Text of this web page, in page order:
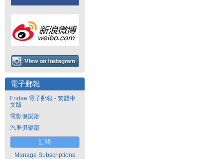
電子郵報
Fridae 電子郵報 - 繁體中
文版
電影俱樂部
汽車俱樂部
訂閱
Manage Subscriptions